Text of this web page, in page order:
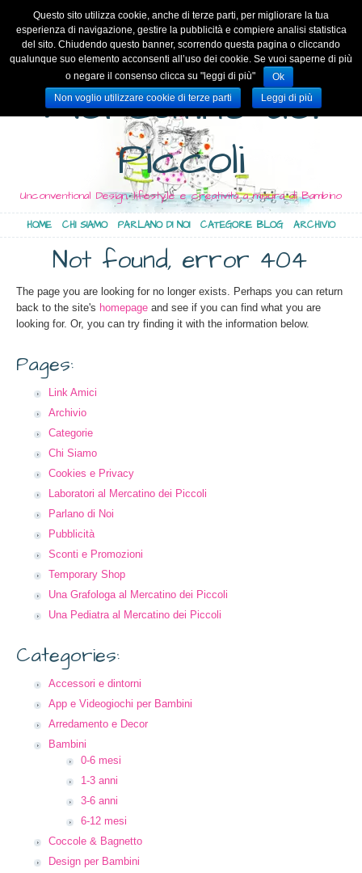
Mercatino dei
Piccoli
Unconventional Design, lifestyle e creatività a misura di Bambino
HOME CHI SIAMO PARLANO DI NOI CATEGORIE BLOG ARCHIVIO
Not found, error 404
The page you are looking for no longer exists. Perhaps you can return
back to the site's homepage and see if you can find what you are
looking for. Or, you can try finding it with the information below.
Pages:
Link Amici
Archivio
Categorie
Chi Siamo
Cookies e Privacy
Laboratori al Mercatino dei Piccoli
Parlano di Noi
Pubblicità
Sconti e Promozioni
Temporary Shop
Una Grafologa al Mercatino dei Piccoli
Una Pediatra al Mercatino dei Piccoli
Categories:
Accessori e dintorni
App e Videogiochi per Bambini
Arredamento e Decor
Bambini
0-6 mesi
1-3 anni
3-6 anni
6-12 mesi
Coccole & Bagnetto
Design per Bambini
Questo sito utilizza cookie, anche di terze parti, per migliorare la tua
esperienza di navigazione, gestire la pubblicità e compiere analisi statistica
del sito. Chiudendo questo banner, scorrendo questa pagina o cliccando
qualunque suo elemento acconsenti all’uso dei cookie. Se vuoi saperne di più
o negare il consenso clicca su "leggi di più"
Ok
Non voglio utilizzare cookie di terze parti
Leggi di più